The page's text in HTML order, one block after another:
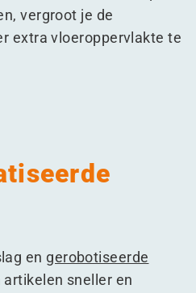
vergroot je de
extra vloeroppervlakte te
en gerobotiseerde
artikelen sneller en